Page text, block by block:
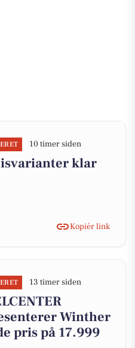
10 timer siden
klar
Kopiér link
13 timer siden
Winther
pris på 17.999